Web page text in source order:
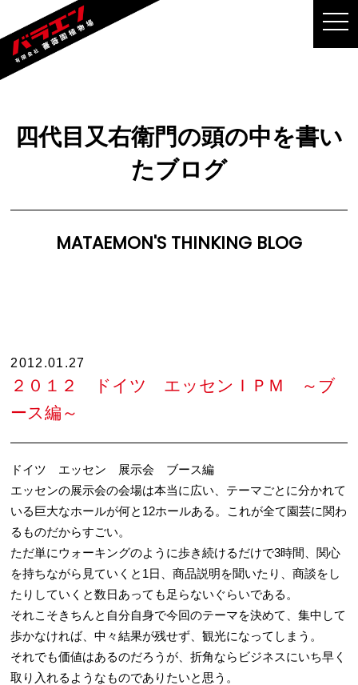
四代目又右衛門の頭の中を書い
たブログ
MATAEMON'S THINKING BLOG
2012.01.27
２０１２ ドイツ エッセンＩＰＭ ～ブ
ース編～
ドイツ エッセン 展示会 ブース編
エッセンの展示会の会場は本当に広い、テーマごとに分かれて
いる巨大なホールが何と12ホールある。これが全て園芸に関わ
るものだからすごい。
ただ単にウォーキングのように歩き続けるだけで3時間、関心
を持ちながら見ていくと1日、商品説明を聞いたり、商談をし
たりしていくと数日あっても足らないぐらいである。
それこそきちんと自分自身で今回のテーマを決めて、集中して
歩かなければ、中々結果が残せず、観光になってしまう。
それでも価値はあるのだろうが、折角ならビジネスにいち早く
取り入れるようなものでありたいと思う。